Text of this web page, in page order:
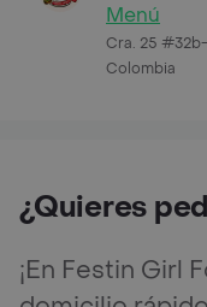
Menú
Cra. 25
Colombia
¿Quieres
¡En Festin Girl